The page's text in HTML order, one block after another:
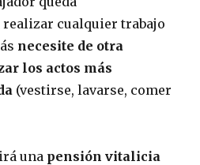
cualquier trabajo
necesite de otra
los actos más
(vestirse, lavarse, comer
una pensión vitalicia